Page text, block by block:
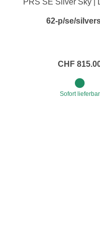
PRS SE Silver Sky |
62-p/se/
CHF
Sofort lieferbar